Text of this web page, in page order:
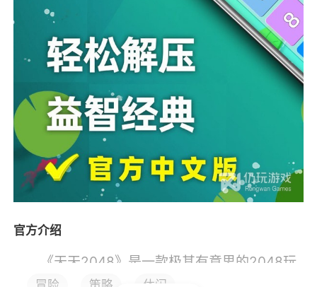
官方介绍
《天天2048》是一款极其有意思的2048玩
法休闲消除手游，这款游戏的玩法极其简单，上